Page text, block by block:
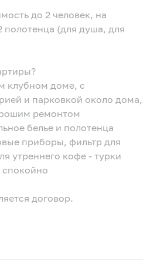
до 2 человек, на
полотенца (для душа, для
клубном доме, с
и парковкой около дома,
ремонтом
белье и полотенца
приборы, фильтр для
утреннего кофе - турки
спокойно
договор.